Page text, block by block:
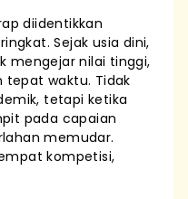
diidentikkan
Sejak usia dini,
mengejar nilai tinggi,
tepat waktu. Tidak
tetapi ketika
pada capaian
memudar.
kompetisi,